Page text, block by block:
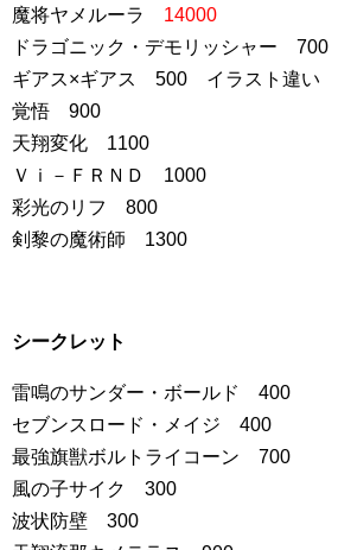
魔将ヤメルーラ 14000
ドラゴニック・デモリッシャー 700
ギアス×ギアス 500 イラスト違い
覚悟 900
天翔変化 1100
Ｖｉ－ＦＲＮＤ 1000
彩光のリフ 800
剣黎の魔術師 1300
シークレット
雷鳴のサンダー・ボールド 400
セブンスロード・メイジ 400
最強旗獣ボルトライコーン 700
風の子サイク 300
波状防壁 300